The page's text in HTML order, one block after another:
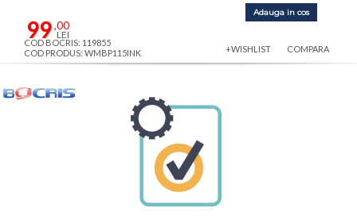
99,00
LEI
Adauga in cos
COD BOCRIS: 119855
COD PRODUS: WMBP115INK
+WISHLIST COMPARA